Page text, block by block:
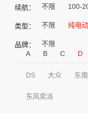
续航： 不限 100-
类型： 不限 纯电动
品牌：
不限
A
B C D
DS 大众 东南
东风奕派